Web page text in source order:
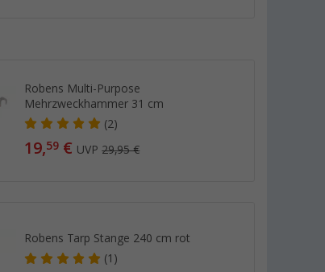
Robens Multi-Purpose
Mehrzweckhammer 31 cm
(2)
19,59 € UVP29,95 €
Robens Tarp Stange 240 cm rot
(1)